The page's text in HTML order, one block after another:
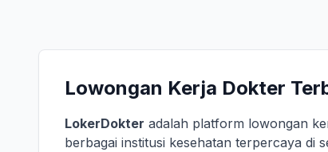
Lowongan Kerja Dokter
LokerDokter adalah platform lowongan
berbagai institusi kesehatan terpercaya di